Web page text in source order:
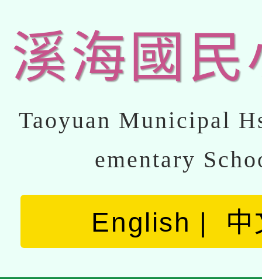
溪海國民
Taoyuan Municipal
ementary
English 中